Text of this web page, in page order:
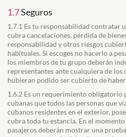
1.7Seguros
1.7.1 Es tu responsabilidad contratar
cubra cancelaciones, pérdida de
responsabilidad y otros riesgos
habituales. Si escoges no hacerlo a
los miembros de tu grupo deberán
representantes ante cualquiera de los
hubieran podido ser cubierto de
1.6.2 Es un requerimiento obligatorio
cubanas que todos las personas que
cubanos residentes en el exterior,
cubra toda tu estancia. En el
pasajeros deberán mostrar una